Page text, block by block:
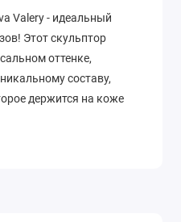
Valery - идеальный
Этот скульптор
оттенке,
составу,
держится на коже